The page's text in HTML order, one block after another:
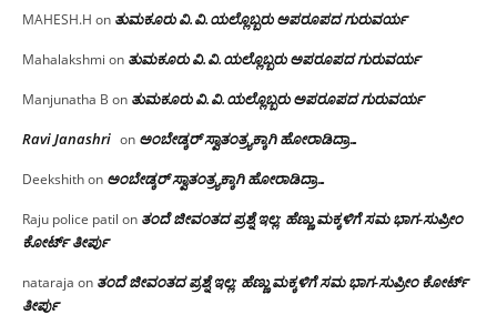
MAHESH.H on ತುಮಕೂರು‌ ವಿ.ವಿ.ಯಲ್ಲೊಬ್ಬರು ಅಪರೂಪದ ಗುರುವರ್ಯ
Mahalakshmi on ತುಮಕೂರು‌ ವಿ.ವಿ.ಯಲ್ಲೊಬ್ಬರು ಅಪರೂಪದ ಗುರುವರ್ಯ
Manjunatha B on ತುಮಕೂರು‌ ವಿ.ವಿ.ಯಲ್ಲೊಬ್ಬರು ಅಪರೂಪದ ಗುರುವರ್ಯ
Ravi Janashri on ಅಂಬೇಡ್ಕರ್ ಸ್ವಾತಂತ್ರ್ಯಕ್ಕಾಗಿ ಹೋರಾಡಿದ್ರಾ…
Deekshithon ಅಂಬೇಡ್ಕರ್ ಸ್ವಾತಂತ್ರ್ಯಕ್ಕಾಗಿ ಹೋರಾಡಿದ್ರಾ…
Raju police patil on ತಂದೆ ಜೀವಂತದ ಪ್ರಶ್ನೆ ಇಲ್ಲ: ಹೆಣ್ಣು ಮಕ್ಕಳಿಗೆ ಸಮ ಭಾಗ-ಸುಪ್ರೀಂ
ಕೋರ್ಟ್ ತೀರ್ಪು
nataraja on ತಂದೆ ಜೀವಂತದ ಪ್ರಶ್ನೆ ಇಲ್ಲ: ಹೆಣ್ಣು ಮಕ್ಕಳಿಗೆ ಸಮ ಭಾಗ-ಸುಪ್ರೀಂ ಕೋರ್ಟ್
ತೀರ್ಪು